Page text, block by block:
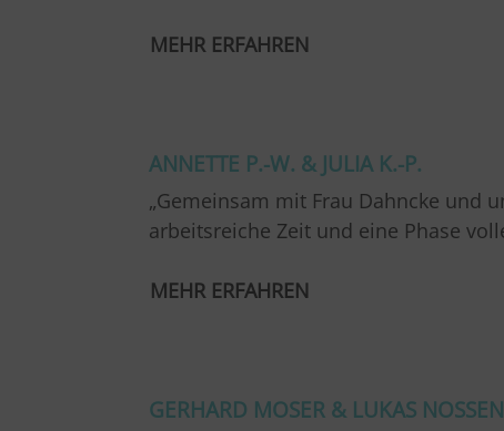
MEHR ERFAHREN
ANNETTE P.-W. & JULIA K.-P.
„Gemeinsam mit Frau Dahncke und
arbeitsreiche Zeit und eine Phase
MEHR ERFAHREN
GERHARD MOSER & LUKAS